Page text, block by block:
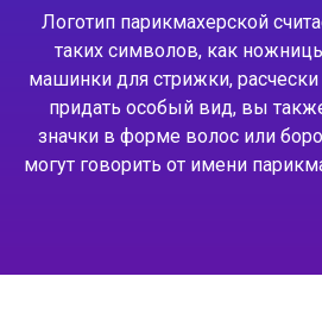
Логотип парикмахерской
таких символов, как
машинки для стрижки,
придать особый вид, вы
значки в форме волос или
могут говорить от имени